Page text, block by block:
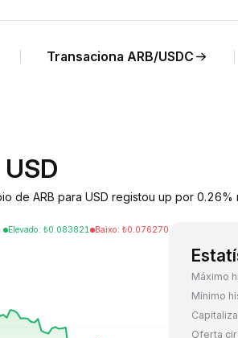
Transaciona ARB/USDC
de ARB para USD registou up por
Elevado: ₺0.083821 Baixo: ₺0.076270
Máximo
Mínimo
Oferta